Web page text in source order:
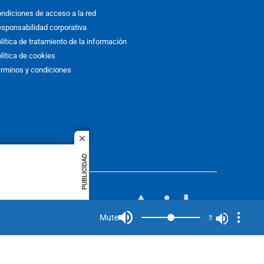
close
PUBLICIDAD
de acceso a la red
corporativa
de tratamiento de la información
de cookies
y condiciones
idioma
Mute Mute